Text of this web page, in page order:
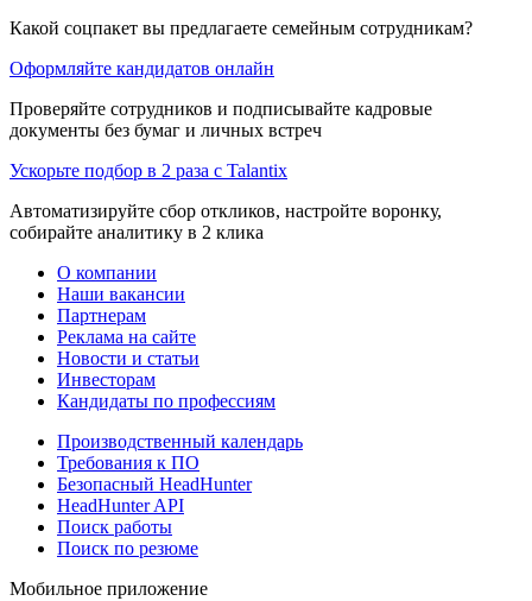
Какой соцпакет вы предлагаете семейным сотрудникам?
Оформляйте кандидатов онлайн
Проверяйте сотрудников и подписывайте кадровые
документы без бумаг и личных встреч
Ускорьте подбор в 2 раза с Talantix
Автоматизируйте сбор откликов, настройте воронку,
собирайте аналитику в 2 клика
О компании
Наши вакансии
Партнерам
Реклама на сайте
Новости и статьи
Инвесторам
Кандидаты по профессиям
Производственный календарь
Требования к ПО
Безопасный HeadHunter
HeadHunter API
Поиск работы
Поиск по резюме
Мобильное приложение